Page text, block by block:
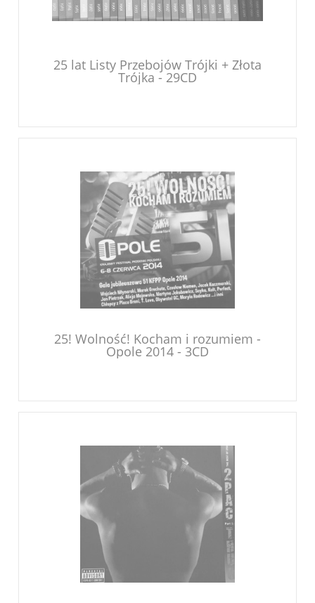
25 lat Listy Przebojów Trójki + Złota
Trójka - 29CD
25! Wolność! Kocham i rozumiem -
Opole 2014 - 3CD